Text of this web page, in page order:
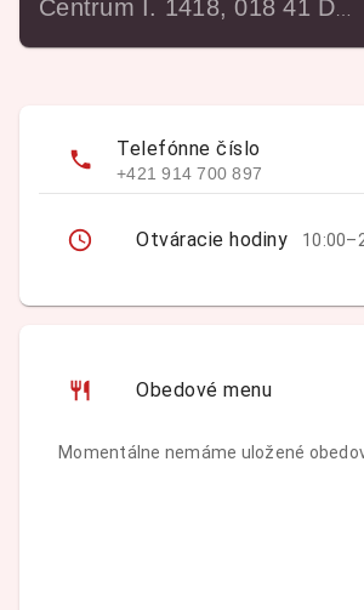
Telefónne číslo
+421 914 700 897
Otváracie hodiny
Obedové menu
Momentálne nemáme uložené